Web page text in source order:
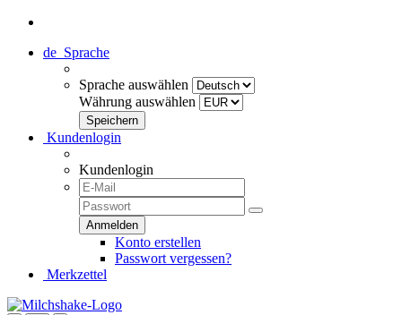
de Sprache
Sprache auswählen
Währung auswählen
Kundenlogin
Kundenlogin
Konto erstellen
Passwort vergessen?
Merkzettel